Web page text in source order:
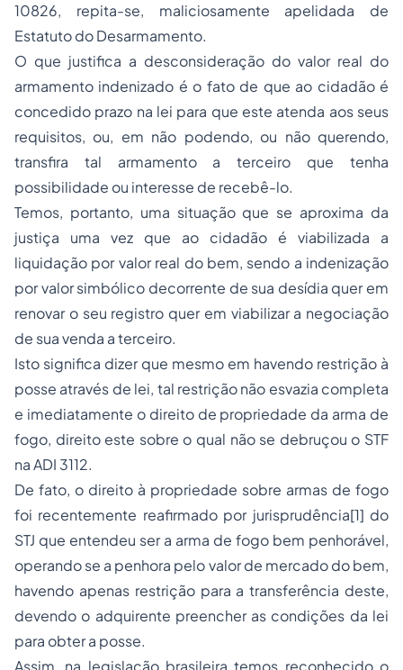
10826, repita-se, maliciosamente apelidada de
Estatuto do Desarmamento.
O que justifica a desconsideração do valor real do
armamento indenizado é o fato de que ao cidadão é
concedido prazo na lei para que este atenda aos seus
requisitos, ou, em não podendo, ou não querendo,
transfira tal armamento a terceiro que tenha
possibilidade ou interesse de recebê-lo.
Temos, portanto, uma situação que se aproxima da
justiça uma vez que ao cidadão é viabilizada a
liquidação por valor real do bem, sendo a indenização
por valor simbólico decorrente de sua desídia quer em
renovar o seu registro quer em viabilizar a negociação
de sua venda a terceiro.
Isto significa dizer que mesmo em havendo restrição à
posse através de lei, tal restrição não esvazia completa
e imediatamente o direito de propriedade da arma de
fogo, direito este sobre o qual não se debruçou o STF
na ADI 3112.
De fato, o direito à propriedade sobre armas de fogo
foi recentemente reafirmado por jurisprudência[1] do
STJ que entendeu ser a arma de fogo bem penhorável,
operando se a penhora pelo valor de mercado do bem,
havendo apenas restrição para a transferência deste,
devendo o adquirente preencher as condições da lei
para obter a posse.